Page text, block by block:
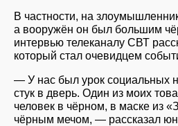
В частности, на
а вооружён он был большим
интервью телеканалу СВТ
который стал очевидцем
— У нас был урок социальных
стук в дверь. Один из моих
человек в чёрном, в маске из
чёрным мечом, — рассказал